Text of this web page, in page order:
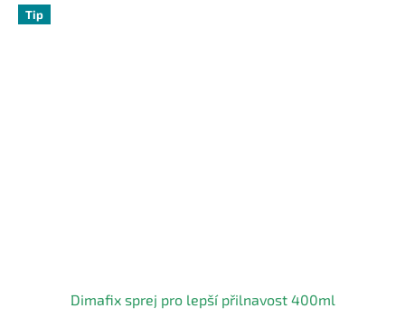
Tip
Dimafix sprej pro lepší přilnavost 400ml